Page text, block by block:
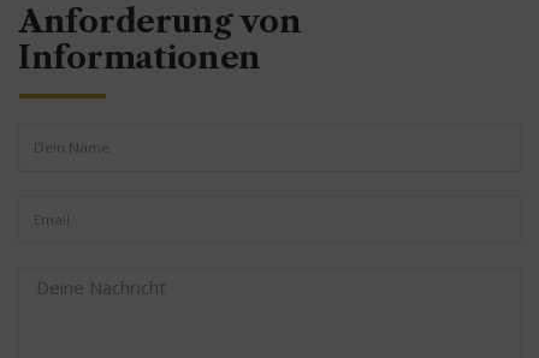
Anforderung von
Informationen